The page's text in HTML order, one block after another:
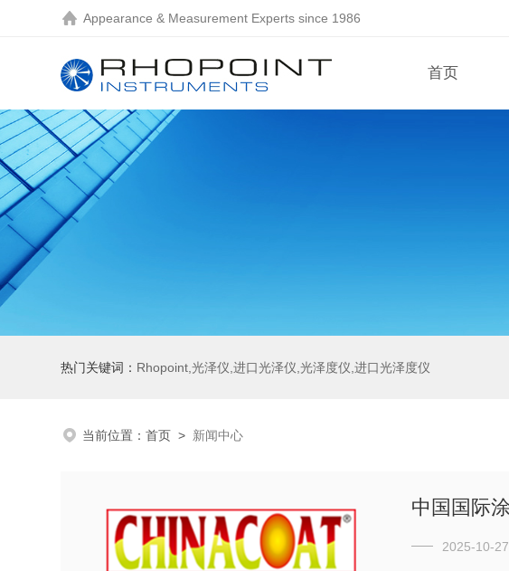
Appearance & Measurement Experts since 1986
首页
热门关键词： Rhopoint,光泽仪,进口光泽仪,光泽度仪,进口光泽度仪
当前位置：首页 > 新闻中心
2025-10-27